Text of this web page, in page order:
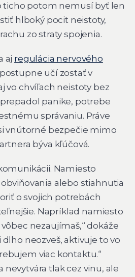
ticho potom nemusí byť len
hlboký pocit neistoty,
zo straty spojenia.
aj regulácia nervového
postupne učí zostať v
vo chvíľach neistoty bez
panike, potrebe
správaniu. Práve
vnútorné bezpečie mimo
býva kľúčová.
Namiesto
alebo stiahnutia
o svojich potrebách
Napríklad namiesto
nezaujímaš,“ dokáže
dlho neozveš, aktivuje to vo
viac kontaktu.“
nevytvára tlak cez vinu, ale